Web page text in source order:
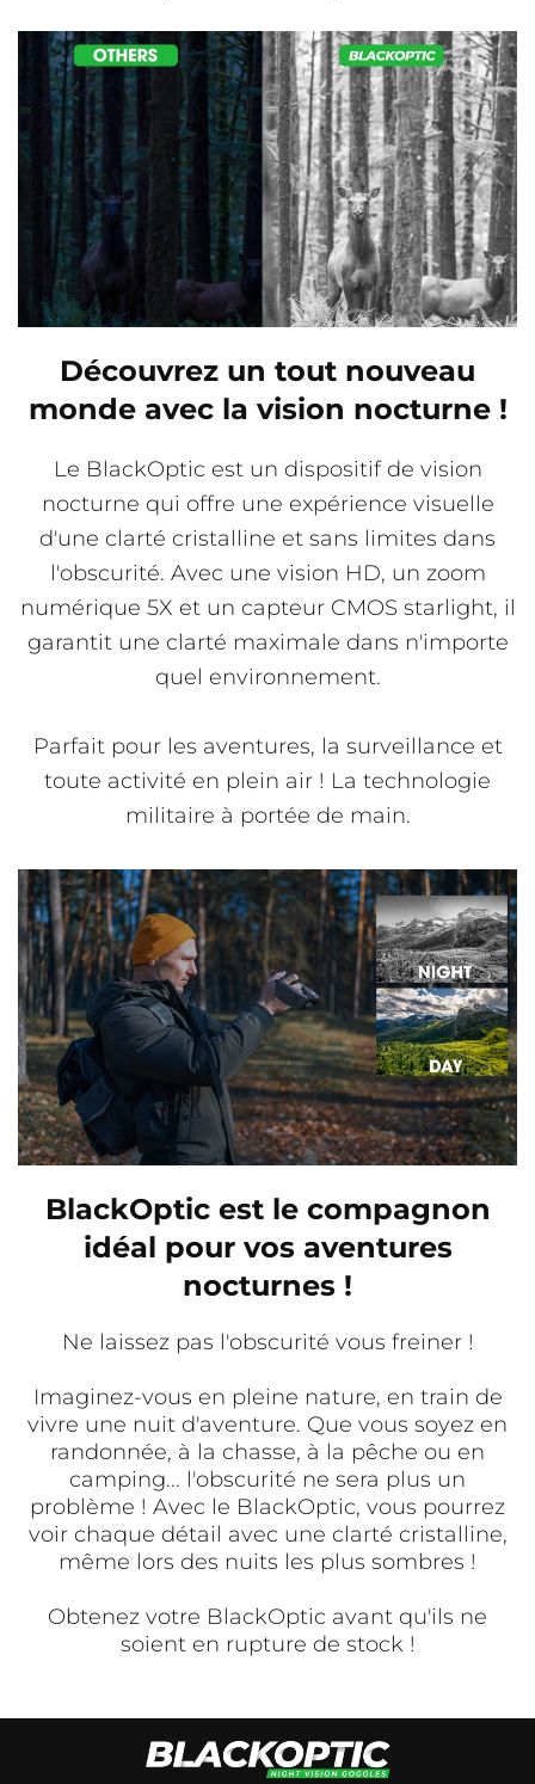
Découvrez un tout nouveau
monde avec la vision nocturne !
Le BlackOptic est un dispositif de vision
nocturne qui offre une expérience visuelle
d'une clarté cristalline et sans limites dans
l'obscurité. Avec une vision HD, un zoom
numérique 5X et un capteur CMOS starlight, il
garantit une clarté maximale dans n'importe
quel environnement.
Parfait pour les aventures, la surveillance et
toute activité en plein air ! La technologie
militaire à portée de main.
BlackOptic est le compagnon
idéal pour vos aventures
nocturnes !
Ne laissez pas l'obscurité vous freiner !
Imaginez-vous en pleine nature, en train de
vivre une nuit d'aventure. Que vous soyez en
randonnée, à la chasse, à la pêche ou en
camping... l'obscurité ne sera plus un
problème ! Avec le BlackOptic, vous pourrez
voir chaque détail avec une clarté cristalline,
même lors des nuits les plus sombres !
Obtenez votre BlackOptic avant qu'ils ne
soient en rupture de stock !